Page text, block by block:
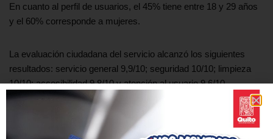
En cuanto al perfil de usuarios, el 45% tiene entre 18 y 29 años
y el 60% corresponde a mujeres.
La evaluación ciudadana del servicio alcanzó los siguientes
resultados: servicio general 9,9/10; seguridad 10/10; limpieza
10/10; accesibilidad 9,8/10 y atención al usuario 9,6/10.
Con estas cifras, el Metro de Quito continúa consolidándose
como la columna vertebral de la movilidad sostenible de la